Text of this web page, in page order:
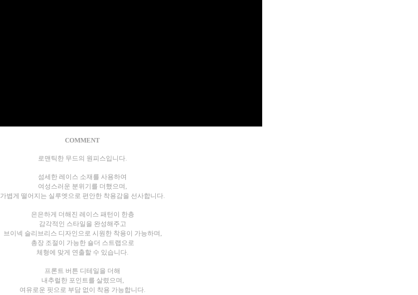
COMMENT
로맨틱한 무드의 원피스입니다.
섬세한 레이스 소재를 사용하여
여성스러운 분위기를 더했으며,
가볍게 떨어지는 실루엣으로 편안한 착용감을 선사합니다.
은은하게 더해진 레이스 패턴이 한층
감각적인 스타일을 완성해주고
브이넥 슬리브리스 디자인으로 시원한 착용이 가능하며,
총장 조절이 가능한 숄더 스트랩으로
체형에 맞게 연출할 수 있습니다.
프론트 버튼 디테일을 더해
내추럴한 포인트를 살렸으며,
여유로운 핏으로 부담 없이 착용 가능합니다.